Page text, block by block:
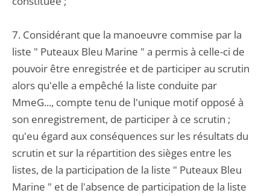
7. Considérant que la manoeuvre commise par la
liste " Puteaux Bleu Marine " a permis à celle-ci de
pouvoir être enregistrée et de participer au scrutin
alors qu'elle a empêché la liste conduite par
MmeG..., compte tenu de l'unique motif opposé à
son enregistrement, de participer à ce scrutin ;
qu'eu égard aux conséquences sur les résultats du
scrutin et sur la répartition des sièges entre les
listes, de la participation de la liste " Puteaux Bleu
Marine " et de l'absence de participation de la liste